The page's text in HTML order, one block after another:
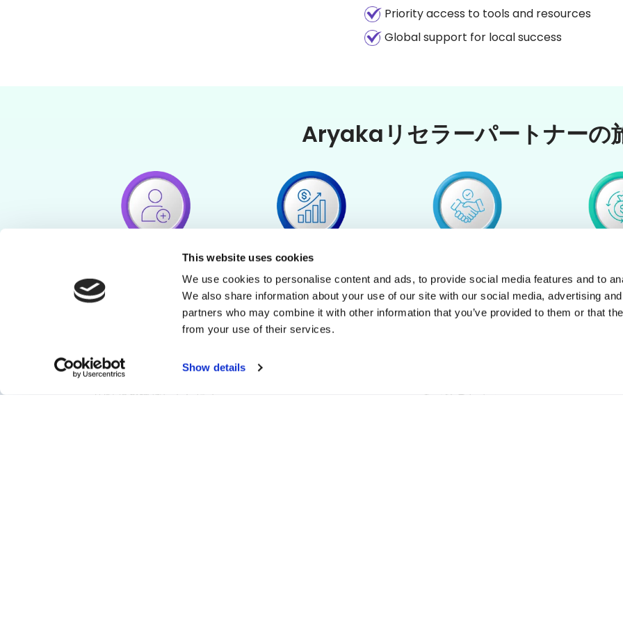
This website uses cookies
We use cookies to personalise content and ads, to provide social media features and to
We also share information about your use of our site with our social media, advertising
partners who may combine it with other information that you’ve provided to them or that
from your use of their services.
Show details
Streamlined deal registration
No certification requirements
Aryakaリセラーパートナーの
パートナーシップの開
て、Aryakaパートナーシ
ップを発表し、即座に市場
の話題を構築してくださ
有効化と認証
ポータルにアクセスして認
ューションをマスターして
地図と計画
を立てましょう。
パイプラ